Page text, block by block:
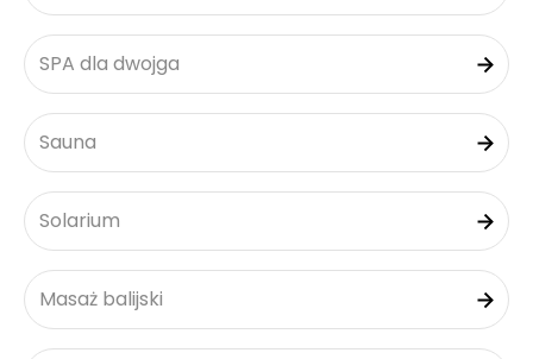
SPA dla dwojga
Sauna
Solarium
Masaż balijski